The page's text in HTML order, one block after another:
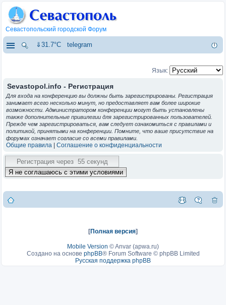
Севастопольский городской Форум
⇓31.7°C telegram
Язык:
Sevastopol.info - Регистрация
Для входа на конференцию вы должны быть зарегистрированы. Регистрация
занимает всего несколько минут, но предоставляет вам более широкие
возможности. Администратором конференции могут быть установлены
также дополнительные привилегии для зарегистрированных пользователей.
Прежде чем зарегистрироваться, вам следует ознакомиться с правилами и
политикой, принятыми на конференции. Помните, что ваше присутствие на
форумах означает согласие со всеми правилами.
Общие правила Соглашение о конфиденциальности
[Полная версия]
Mobile Version ©Anvar (apwa.ru)
Создано на основе phpBB® Forum Software © phpBB Limited
Русская поддержка phpBB